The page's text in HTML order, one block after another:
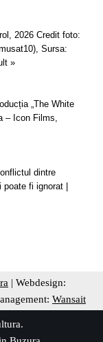
2026 Credit foto:
Sursa:
»
„The White
– Icon Films,
dintre
fi ignorat |
| Webdesign:
Wansait